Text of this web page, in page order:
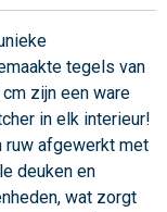
tegels van
zijn een ware
in elk interieur!
ruw afgewerkt met
deuken en
wat zorgt